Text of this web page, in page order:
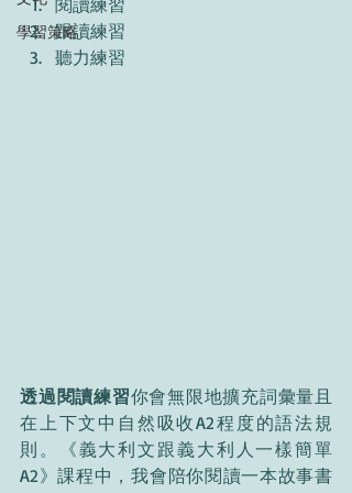
學習策略
閱讀練習
跟讀練習
聽力練習
透過閱讀練習你會無限地擴充詞彙量且
在上下文中自然吸收A2程度的語法規
則。《義大利文跟義大利人一樣簡單
A2》課程中，我會陪你閱讀一本故事書